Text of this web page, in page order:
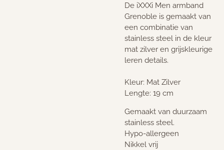
De iXXXi Men armband
Grenoble is gemaakt van
een combinatie van
stainless steel in de kleur
mat zilver en grijskleurige
leren details.
Kleur: Mat Zilver
Lengte: 19 cm
Gemaakt van duurzaam
stainless steel.
Hypo-allergeen
Nikkel vrij